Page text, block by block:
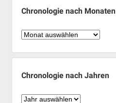
Chronologie nach Monaten
Chronologie
Monaten
Chronologie nach Jahren
Chronologie